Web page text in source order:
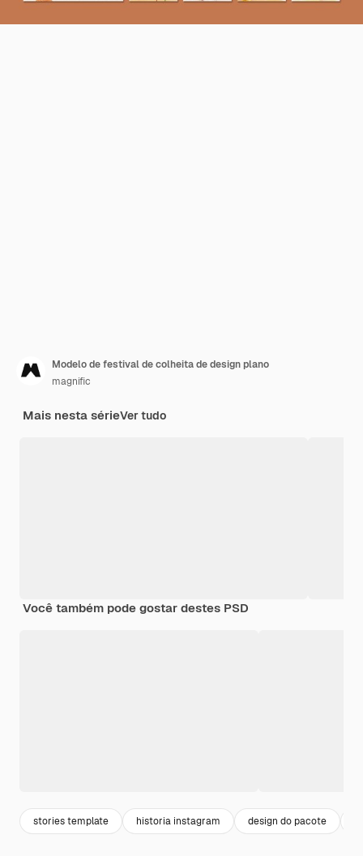
Modelo de festival de colheita de design plano
magnific
Mais nesta sérieVer tudo
Você também pode gostar destes PSD
stories template historia instagram design do pacote